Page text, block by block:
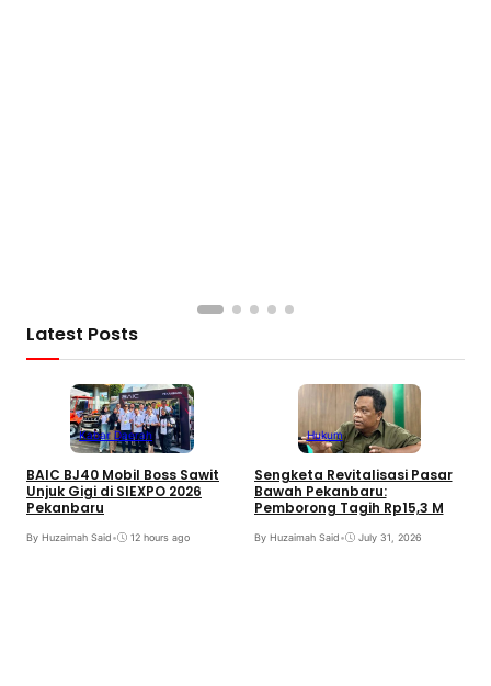
Latest Posts
Kabar Daerah
BAIC BJ40 Mobil Boss Sawit
Unjuk Gigi di SIEXPO 2026
Pekanbaru
By Huzaimah Said• 12 hours ago
Hukum
Sengketa Revitalisasi Pasar
Bawah Pekanbaru:
Pemborong Tagih Rp15,3 M
By Huzaimah Said• July 31, 2026